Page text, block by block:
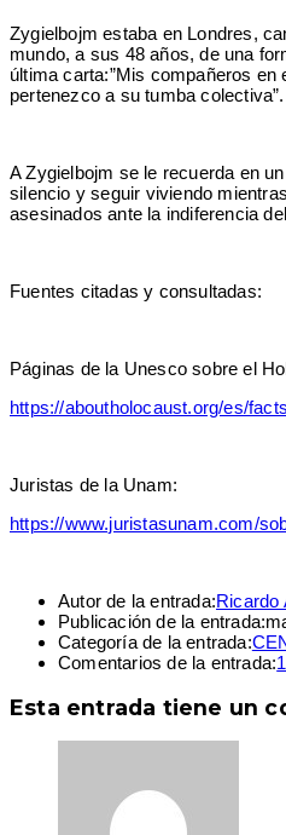
Zygielbojm estaba en Londres,
mundo, a sus 48 años, de una
última carta:”Mis compañeros
pertenezco a su tumba colectiva”.
A Zygielbojm se le recuerda en
silencio y seguir viviendo
asesinados ante la indiferencia
Fuentes citadas y consultadas:
Páginas de la Unesco sobre el
https://aboutholocaust.org/es/
Juristas de la Unam:
https://www.juristasunam.com/
Autor de la entrada:Ricardo
Publicación de la entrada:
Categoría de la entrada:
Comentarios de la entrada:
Esta entrada tiene un